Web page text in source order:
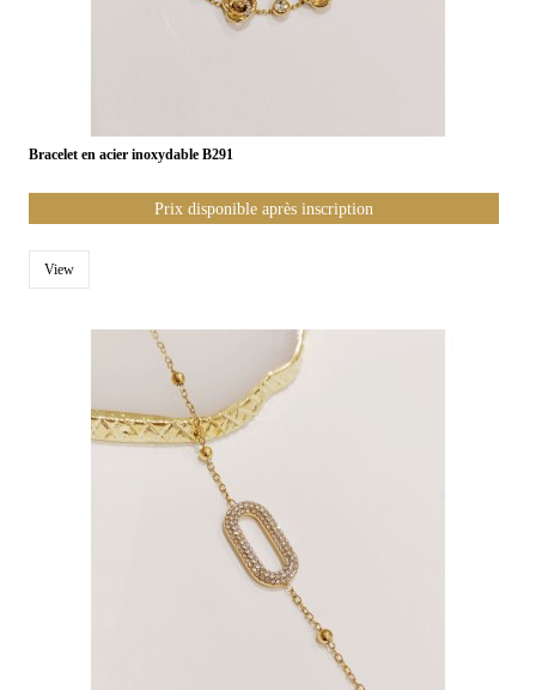
Bracelet en acier inoxydable B291
Prix disponible après inscription
View